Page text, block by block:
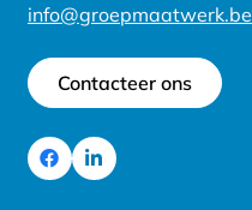
info@groepmaatwerk.be
Contacteer ons